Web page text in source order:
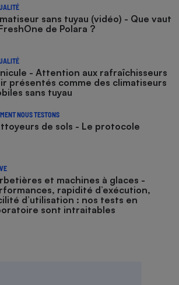
sans tuyau (vidéo) - Que vaut
de Polara ?
- Attention aux rafraîchisseurs
présentés comme des climatiseurs
sans tuyau
NOUS TESTONS
de sols - Le protocole
et machines à glaces​​​​​​ -
rapidité d’exécution,
d’utilisation : nos tests en
sont intraitables